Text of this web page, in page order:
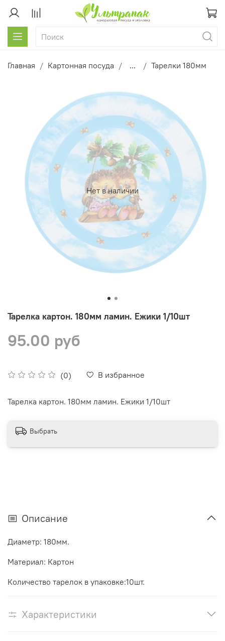
Главная Картонная посуда ... Тарелки 180мм
Нет в наличии
Тарелка картон. 180мм ламин. Ежики 1/10шт
(0) В избранное
95.00 руб
Тарелка картон. 180мм ламин. Ежики 1/10шт
Выбрать
Описание
Диаметр: 180мм.
Материал: Картон
Количество тарелок в упаковке:10шт.
Характеристики